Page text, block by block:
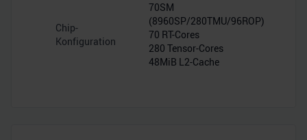
Chip-
Konfiguration
70SM
(8960SP/280TMU/96ROP)
70 RT-Cores
280 Tensor-Cores
48MiB L2-Cache